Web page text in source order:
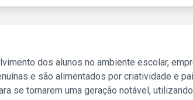
dos alunos no ambiente escolar,
e são alimentados por criatividade e
se tornarem uma geração notável,